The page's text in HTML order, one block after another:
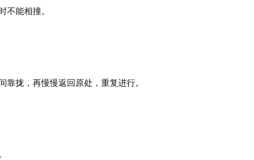
不能相撞。
拢，再慢慢返回原处，重复进行。